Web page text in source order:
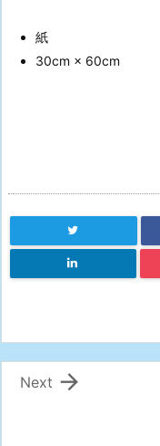
紙
30cm × 60cm

Next